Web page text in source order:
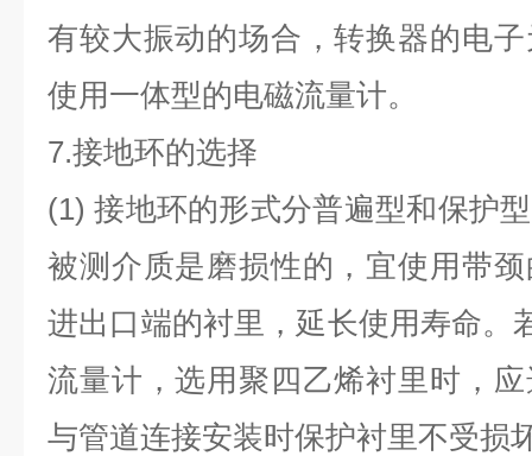
有较大振动的场合，转换器的电
使用一体型的电磁流量计。
7.接地环的选择
(1)接地环的形式分普遍型和保护
被测介质是磨损性的，宜使用带
进出口端的衬里，延长使用寿命。
流量计，选用聚四乙烯衬里时，
与管道连接安装时保护衬里不受损